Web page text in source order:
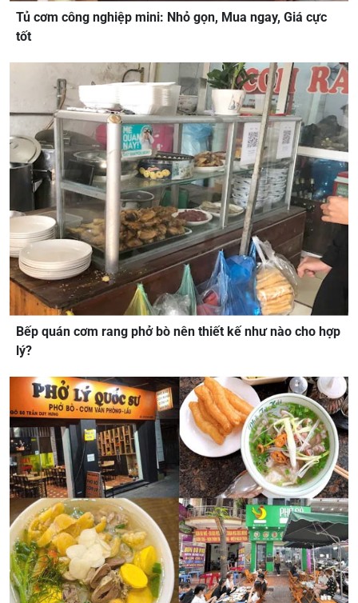
Tủ cơm công nghiệp mini: Nhỏ gọn, Mua ngay, Giá cực
tốt
Bếp quán cơm rang phở bò nên thiết kế như nào cho hợp
lý?